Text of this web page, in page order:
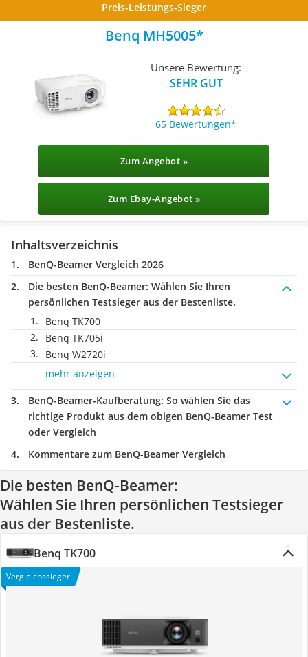
Preis-Leistungs-Sieger
Benq MH5005
Unsere Bewertung:
SEHR GUT
65 Bewertungen
Zum Angebot »
Zum Ebay-Angebot »
Inhaltsverzeichnis
BenQ-Beamer Vergleich 2026
Die besten BenQ-Beamer: Wählen Sie Ihren
persönlichen Testsieger aus der Bestenliste.
Benq TK700
Benq TK705i
Benq W2720i
mehr anzeigen
BenQ-Beamer-Kaufberatung: So wählen Sie das
richtige Produkt aus dem obigen BenQ-Beamer Test
oder Vergleich
Kommentare zum BenQ-Beamer Vergleich
Die besten BenQ-Beamer:
Wählen Sie Ihren persönlichen Testsieger
aus der Bestenliste.
Benq TK700
Vergleichssieger